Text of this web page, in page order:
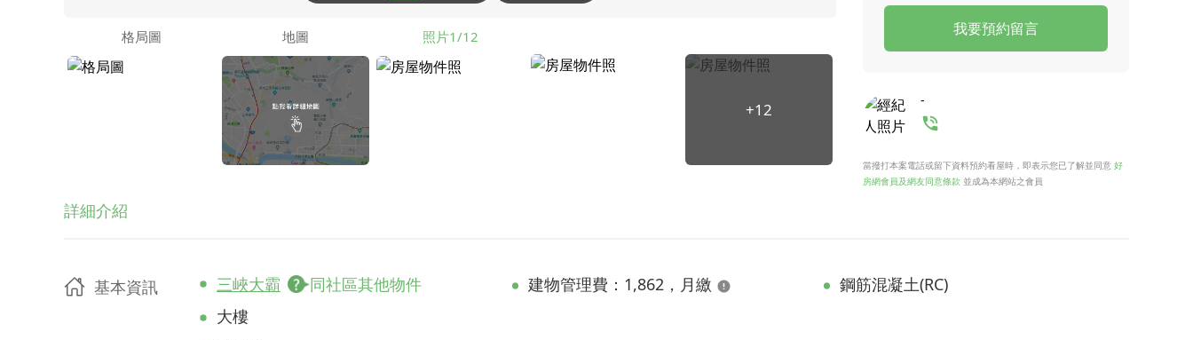
格局圖 地圖 照片1/12
+12
我要預約留言
-
當撥打本案電話或留下資料預約看屋時，即表示您已了解並同意 好
房網會員及網友同意條款 並成為本網站之會員
詳細介紹
基本資訊 三峽大霸
同社區其他物件
大樓
建物管理費：1,862，月繳 鋼筋混凝土(RC)